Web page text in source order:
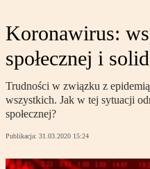
Koronawirus:
społecznej i
Trudności w związku z
wszystkich. Jak w tej sytuacji
społecznej?
Publikacja: 31.03.2020 15:24